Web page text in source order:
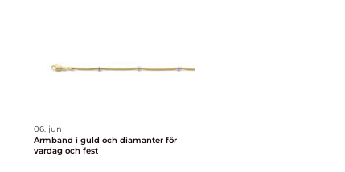
06. jun
Armband i guld och diamanter för
vardag och fest